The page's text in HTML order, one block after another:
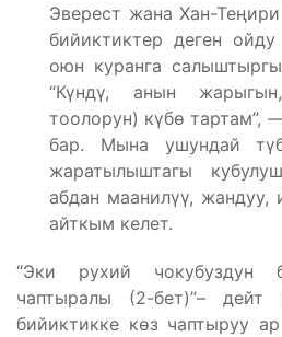
Эверест жана Хан-
бийиктиктер деген
оюн куранга
“Күндү, анын
тоолорун) күбө тартам”,
бар. Мына ушундай
жаратылыштагы
абдан маанилүү, жандуу,
айткым келет.
“Эки рухий чокубуздун
чаптыралы (2-бет)”–
бийиктикке көз чаптыруу